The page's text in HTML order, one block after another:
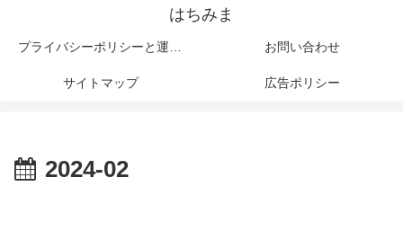
はちみま
お問い合わせ
サイトマップ 広告ポリシー
2024-02